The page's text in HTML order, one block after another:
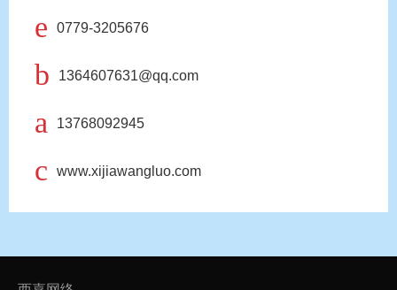
e 0779-3205676
b 1364607631@qq.com
a 13768092945
c www.xijiawangluo.com